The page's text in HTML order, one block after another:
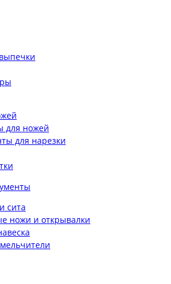
для ножей
для нарезки
сита
ножи и открывалки